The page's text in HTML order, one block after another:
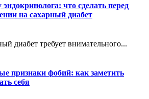
что сделать перед
на сахарный диабет
диабет требует внимательного...
признаки фобий: как заметить
себя